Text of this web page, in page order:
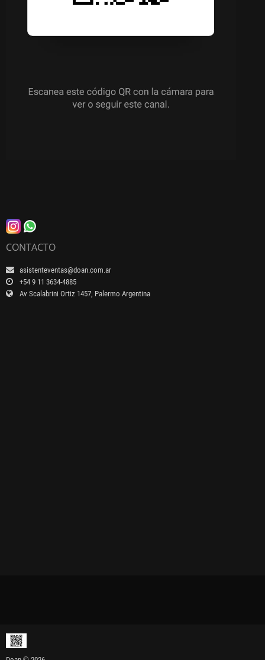
CONTACTO
asistenteventas@doan.com.ar
+54 9 11 3634-4885
Av Scalabrini Ortiz 1457, Palermo Argentina